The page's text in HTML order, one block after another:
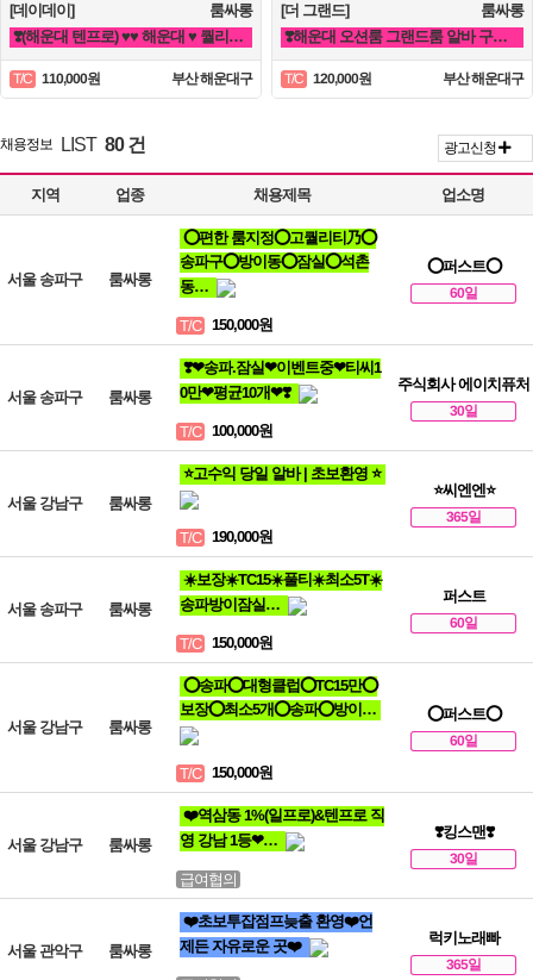
[데이데이]
룸싸롱
❣️(해운대 텐프로) ♥♥ 해운대 ♥ 퀄리티룸 알바 ♥ 룸빠 ♥1번 ♥♥❣️ 룸알바 쩜오
T/C 110,000원 부산 해운대구
[더 그랜드]
룸싸롱
❣️해운대 오션룸 그랜드룸 알바 구인❣️면접비❣️만근비❣️소개비❣️마이킹❣️차비 지원❣️
T/C 120,000원 부산 해운대구
채용정보 LIST 80 건 광고신청
지역 업종 채용제목 업소명
서울 송파구 룸싸롱
⭕편한 룸지정⭕고퀄리티乃⭕
송파구⭕방이동⭕잠실⭕석촌
동…
T/C 150,000원
⭕퍼스트⭕
60일
서울 송파구 룸싸롱
❣️❤송파.잠실❤이벤트중❤티씨1
0만❤평균10개❤❣️
T/C 100,000원
주식회사 에이치퓨처
30일
서울 강남구 룸싸롱
⭐고수익 당일 알바 | 초보환영 ⭐
T/C 190,000원
⭐씨엔엔⭐
365일
서울 송파구 룸싸롱
☀️보장☀️TC15☀️풀티☀️최소5T☀️
송파방이잠실…
T/C 150,000원
퍼스트
60일
서울 강남구 룸싸롱
⭕송파⭕대형클럽⭕TC15만⭕
보장⭕최소5개⭕송파⭕방이…
T/C 150,000원
⭕퍼스트⭕
60일
서울 강남구 룸싸롱
❤️역삼동 1%(일프로)&텐프로 직
영 강남 1등❤…
급여협의
❣️킹스맨❣️
30일
서울 관악구 룸싸롱
❤️초보투잡점프늦출 환영❤️언
제든 자유로운 곳❤️
럭키노래빠
365일